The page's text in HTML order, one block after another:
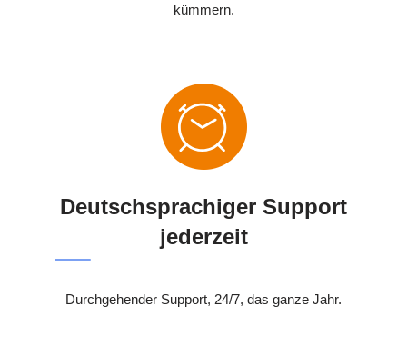
kümmern.
Deutschsprachiger Support
jederzeit
Durchgehender Support, 24/7, das ganze Jahr.